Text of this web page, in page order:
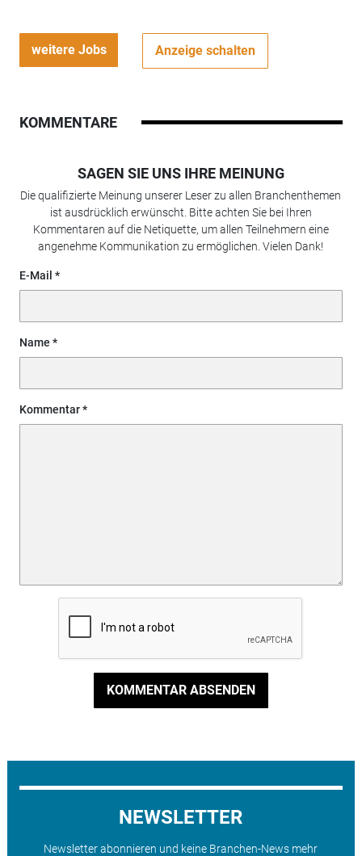
weitere Jobs Anzeige schalten
KOMMENTARE
SAGEN SIE UNS IHRE MEINUNG
Die qualifizierte Meinung unserer Leser zu allen Branchenthemen
ist ausdrücklich erwünscht. Bitte achten Sie bei Ihren
Kommentaren auf die Netiquette, um allen Teilnehmern eine
angenehme Kommunikation zu ermöglichen. Vielen Dank!
E-Mail
Name
Kommentar
KOMMENTAR ABSENDEN
NEWSLETTER
Newsletter abonnieren und keine Branchen-News mehr